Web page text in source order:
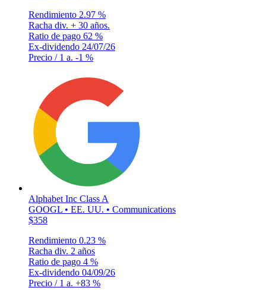
Rendimiento 2.97 %
Racha div. + 30 años.
Ratio de pago 62 %
Ex-dividendo 24/07/26
Precio / 1 a. -1 %
Alphabet Inc Class A
GOOGL • EE. UU. • Communications
$358
Rendimiento 0.23 %
Racha div. 2 años
Ratio de pago 4 %
Ex-dividendo 04/09/26
Precio / 1 a. +83 %